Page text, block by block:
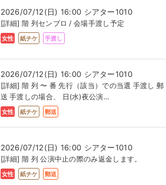
2026/07/12(日) 16:00 シアター1010
[詳細] 階 列センブロ / 会場手渡し予定
女性 紙チケ 手渡し
2026/07/12(日) 16:00 シアター1010
[詳細] 階 列 〜 番 先行（該当）での当選 手渡し 郵
送 手渡しの場合、 日(水)夜公演...
女性 紙チケ 郵送
2026/07/12(日) 16:00 シアター1010
[詳細] 階 列 公演中止の際のみ返金します。
女性 紙チケ 郵送